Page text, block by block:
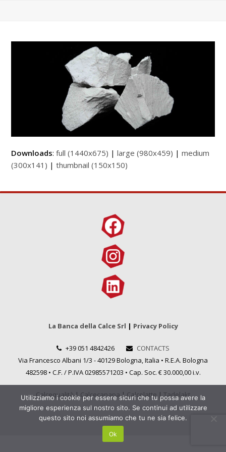
Downloads:full (1440x675) |large (980x459) |medium
(300x141) |thumbnail (150x150)
La Banca della Calce Srl | Privacy Policy
+39 051 4842426
CONTACTS
Via Francesco Albani 1/3 - 40129 Bologna, Italia • R.E.A. Bologna
482598 • C.F. / P.IVA 02985571203 • Cap. Soc. € 30.000,00 i.v.
Calcequalità|Calcecanapa|Calcelatte|Tadelakt
Utilizziamo i cookie per essere sicuri che tu possa avere la
migliore esperienza sul nostro sito. Se continui ad utilizzare
questo sito noi assumiamo che tu ne sia felice.
Ok